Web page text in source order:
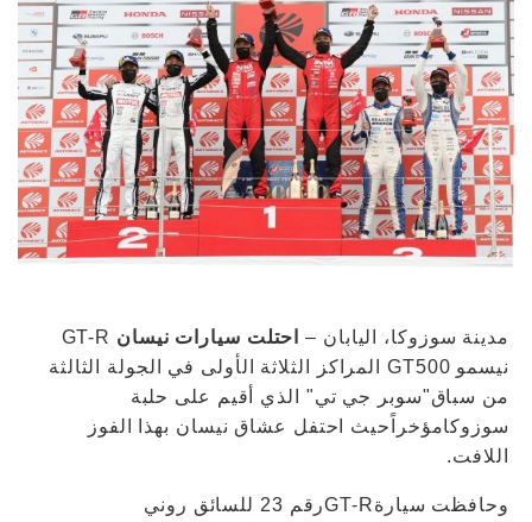
مدينة سوزوكا، اليابان – احتلت سيارات نيسان GT-R
نيسمو GT500 المراكز الثلاثة الأولى في الجولة الثالثة
من سباق"سوبر جي تي" الذي أقيم على حلبة
سوزوكامؤخراًحيث احتفل عشاق نيسان بهذا الفوز
اللافت.
وحافظت سيارةGT-Rرقم 23 للسائق روني